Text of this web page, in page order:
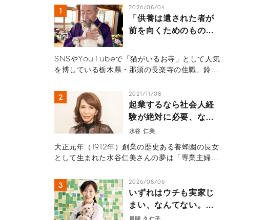
2026/08/04
「供養は遺された者が
前を向くためのもの」
語るペットロスの受け
入れ方
SNSやYouTubeで「猫がいるお寺」として人気
を博している栃木県・那須の長楽寺の住職、鈴木
ー。多くの猫を看取り、ペットロスの葛藤、治療
の選択と向き合ってきた体験から「弔いの本質」
を紐解きます。悲しみを自然の摂理と捉え、遺さ
れた人間が前を向いて生きるためのヒントが詰ま
ったメッセージ。
2021/11/08
起業するなら社会人経
験が絶対に必要、なん
てない。
水谷 仁美
大正元年（1912年）創業の歴史ある養蜂園の長女
として生まれた水谷仁美さんの夢は「専業主婦に
職することなく幸せな結婚を遂げ、アメリカで主
婦として子育てにまい進していた。しかし、社会
人経験もなく会社経営のイロハすら皆無だった彼
女が、2004年にビューティーブランド
2026/08/06
いずれはウチも実家じ
まい、なんてない。―
自宅を開いたら、地域
風間 久仁子